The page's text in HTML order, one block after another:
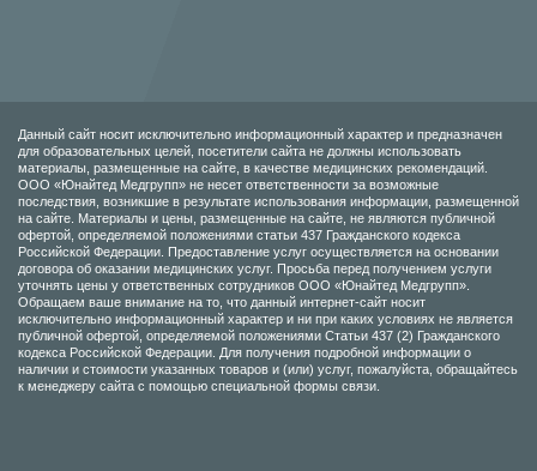
Данный сайт носит исключительно информационный характер и предназначен
для образовательных целей, посетители сайта не должны использовать
материалы, размещенные на сайте, в качестве медицинских рекомендаций.
ООО «Юнайтед Медгрупп» не несет ответственности за возможные
последствия, возникшие в результате использования информации, размещенной
на сайте. Материалы и цены, размещенные на сайте, не являются публичной
офертой, определяемой положениями статьи 437 Гражданского кодекса
Российской Федерации. Предоставление услуг осуществляется на основании
договора об оказании медицинских услуг. Просьба перед получением услуги
уточнять цены у ответственных сотрудников ООО «Юнайтед Медгрупп».
Обращаем ваше внимание на то, что данный интернет-сайт носит
исключительно информационный характер и ни при каких условиях не является
публичной офертой, определяемой положениями Статьи 437 (2) Гражданского
кодекса Российской Федерации. Для получения подробной информации о
наличии и стоимости указанных товаров и (или) услуг, пожалуйста, обращайтесь
к менеджеру сайта с помощью специальной формы связи.